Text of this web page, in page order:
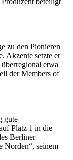
zu den Pionieren
Akzente setzte er
etwa
der Members of
gute
Platz 1 in die
Berliner
Norden“, seinem